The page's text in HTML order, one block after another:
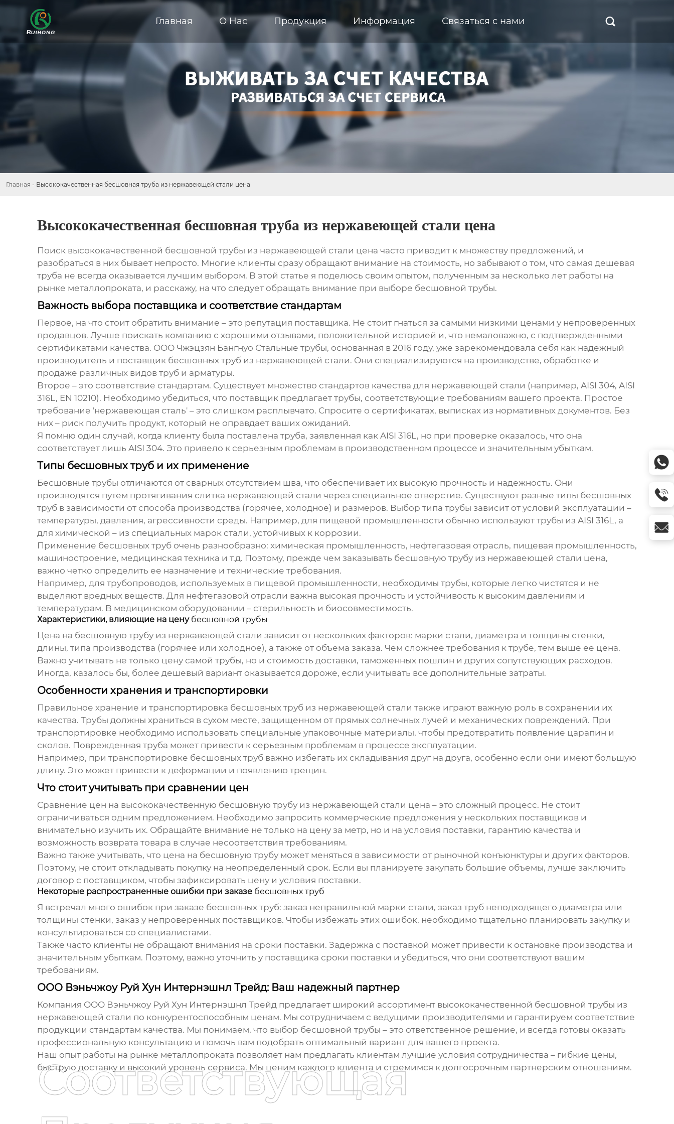
Главная О Hас Продукция Информация Связаться с нами 
Главная - Высококачественная бесшовная труба из нержавеющей стали цена
Высококачественная бесшовная труба из нержавеющей стали цена
Поиск высококачественной бесшовной трубы из нержавеющей стали цена часто приводит к множеству предложений, и
разобраться в них бывает непросто. Многие клиенты сразу обращают внимание на стоимость, но забывают о том, что самая дешевая
труба не всегда оказывается лучшим выбором. В этой статье я поделюсь своим опытом, полученным за несколько лет работы на
рынке металлопроката, и расскажу, на что следует обращать внимание при выборе бесшовной трубы.
Важность выбора поставщика и соответствие стандартам
Первое, на что стоит обратить внимание – это репутация поставщика. Не стоит гнаться за самыми низкими ценами у непроверенных
продавцов. Лучше поискать компанию с хорошими отзывами, положительной историей и, что немаловажно, с подтвержденными
сертификатами качества. ООО Чжэцзян Бангнуо Стальные трубы, основанная в 2016 году, уже зарекомендовала себя как надежный
производитель и поставщик бесшовных труб из нержавеющей стали. Они специализируются на производстве, обработке и
продаже различных видов труб и арматуры.
Второе – это соответствие стандартам. Существует множество стандартов качества для нержавеющей стали (например, AISI 304, AISI
316L, EN 10210). Необходимо убедиться, что поставщик предлагает трубы, соответствующие требованиям вашего проекта. Простое
требование 'нержавеющая сталь' – это слишком расплывчато. Спросите о сертификатах, выписках из нормативных документов. Без
них – риск получить продукт, который не оправдает ваших ожиданий.
Я помню один случай, когда клиенту была поставлена труба, заявленная как AISI 316L, но при проверке оказалось, что она
соответствует лишь AISI 304. Это привело к серьезным проблемам в производственном процессе и значительным убыткам.
Типы бесшовных труб и их применение
Бесшовные трубы отличаются от сварных отсутствием шва, что обеспечивает их высокую прочность и надежность. Они
производятся путем протягивания слитка нержавеющей стали через специальное отверстие. Существуют разные типы бесшовных
труб в зависимости от способа производства (горячее, холодное) и размеров. Выбор типа трубы зависит от условий эксплуатации –
температуры, давления, агрессивности среды. Например, для пищевой промышленности обычно используют трубы из AISI 316L, а
для химической – из специальных марок стали, устойчивых к коррозии.
Применение бесшовных трубочень разнообразно: химическая промышленность, нефтегазовая отрасль, пищевая промышленность,
машиностроение, медицинская техника и т.д. Поэтому, прежде чем заказывать бесшовную трубу из нержавеющей стали цена,
важно четко определить ее назначение и технические требования.
Например, для трубопроводов, используемых в пищевой промышленности, необходимы трубы, которые легко чистятся и не
выделяют вредных веществ. Для нефтегазовой отрасли важна высокая прочность и устойчивость к высоким давлениям и
температурам. В медицинском оборудовании – стерильность и биосовместимость.
Характеристики, влияющие на цену бесшовной трубы
Цена на бесшовную трубу из нержавеющей стали зависит от нескольких факторов: марки стали, диаметра и толщины стенки,
длины, типа производства (горячее или холодное), а также от объема заказа. Чем сложнее требования к трубе, тем выше ее цена.
Важно учитывать не только цену самой трубы, но и стоимость доставки, таможенных пошлин и других сопутствующих расходов.
Иногда, казалось бы, более дешевый вариант оказывается дороже, если учитывать все дополнительные затраты.
Особенности хранения и транспортировки
Правильное хранение и транспортировка бесшовных труб из нержавеющей стали также играют важную роль в сохранении их
качества. Трубы должны храниться в сухом месте, защищенном от прямых солнечных лучей и механических повреждений. При
транспортировке необходимо использовать специальные упаковочные материалы, чтобы предотвратить появление царапин и
сколов. Поврежденная труба может привести к серьезным проблемам в процессе эксплуатации.
Например, при транспортировке бесшовных трубважно избегать их складывания друг на друга, особенно если они имеют большую
длину. Это может привести к деформации и появлению трещин.
Что стоит учитывать при сравнении цен
Сравнение цен на высококачественную бесшовную трубу из нержавеющей стали цена – это сложный процесс. Не стоит
ограничиваться одним предложением. Необходимо запросить коммерческие предложения у нескольких поставщиков и
внимательно изучить их. Обращайте внимание не только на цену за метр, но и на условия поставки, гарантию качества и
возможность возврата товара в случае несоответствия требованиям.
Важно также учитывать, что цена на бесшовную трубуможет меняться в зависимости от рыночной конъюнктуры и других факторов.
Поэтому, не стоит откладывать покупку на неопределенный срок. Если вы планируете закупать большие объемы, лучше заключить
договор с поставщиком, чтобы зафиксировать цену и условия поставки.
Некоторые распространенные ошибки при заказе бесшовных труб
Я встречал много ошибок при заказе бесшовных труб: заказ неправильной марки стали, заказ труб неподходящего диаметра или
толщины стенки, заказ у непроверенных поставщиков. Чтобы избежать этих ошибок, необходимо тщательно планировать закупку и
консультироваться со специалистами.
Также часто клиенты не обращают внимания на сроки поставки. Задержка с поставкой может привести к остановке производства и
значительным убыткам. Поэтому, важно уточнить у поставщика сроки поставки и убедиться, что они соответствуют вашим
требованиям.
ООО Вэньчжоу Руй Хун Интернэшнл Трейд: Ваш надежный партнер
Компания ООО Вэньчжоу Руй Хун Интернэшнл Трейд предлагает широкий ассортимент высококачественной бесшовной трубы из
нержавеющей стали по конкурентоспособным ценам. Мы сотрудничаем с ведущими производителями и гарантируем соответствие
продукции стандартам качества. Мы понимаем, что выбор бесшовной трубы – это ответственное решение, и всегда готовы оказать
профессиональную консультацию и помочь вам подобрать оптимальный вариант для вашего проекта.
Наш опыт работы на рынке металлопроката позволяет нам предлагать клиентам лучшие условия сотрудничества – гибкие цены,
быструю доставку и высокий уровень сервиса. Мы ценим каждого клиента и стремимся к долгосрочным партнерским отношениям.
Соответствующая